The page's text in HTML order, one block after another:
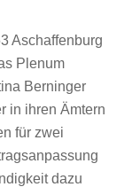
Aschaffenburg
Plenum
Berninger
in ihren Ämtern
für zwei
dazu